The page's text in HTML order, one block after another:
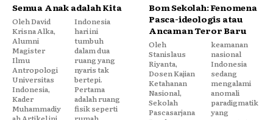
Semua Anak adalah Kita
Oleh David
Krisna Alka,
Alumni
Magister
Ilmu
Antropologi
Universitas
Indonesia,
Kader
Muhammadiy
Indonesia
hari ini
tumbuh
dalam dua
ruang yang
nyaris tak
bertepi.
Pertama
adalah ruang
fisik seperti
Bom Sekolah: Fenomena
Pasca-ideologis atau
Ancaman Teror Baru
Oleh
Stanislaus
Riyanta,
Dosen Kajian
Ketahanan
Nasional,
Sekolah
Pascasarjana
keamanan
nasional
Indonesia
sedang
mengalami
anomali
paradigmatik
yang